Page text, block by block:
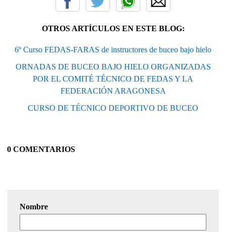
OTROS ARTÍCULOS EN ESTE BLOG:
6º Curso FEDAS-FARAS de instructores de buceo bajo hielo
ORNADAS DE BUCEO BAJO HIELO ORGANIZADAS
POR EL COMITÉ TÉCNICO DE FEDAS Y LA
FEDERACIÓN ARAGONESA
CURSO DE TÉCNICO DEPORTIVO DE BUCEO
0 COMENTARIOS
Nombre